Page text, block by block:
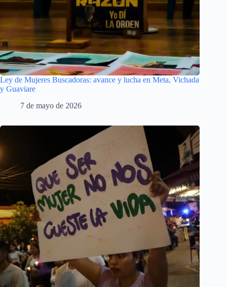
Ley de Mujeres Buscadoras: avance y lucha en Meta, Vichada
y Guaviare
7 de mayo de 2026